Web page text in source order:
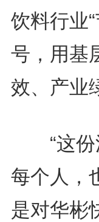
饮料行业
号，用基
效、产业
“这份
每个人，
是对华彬